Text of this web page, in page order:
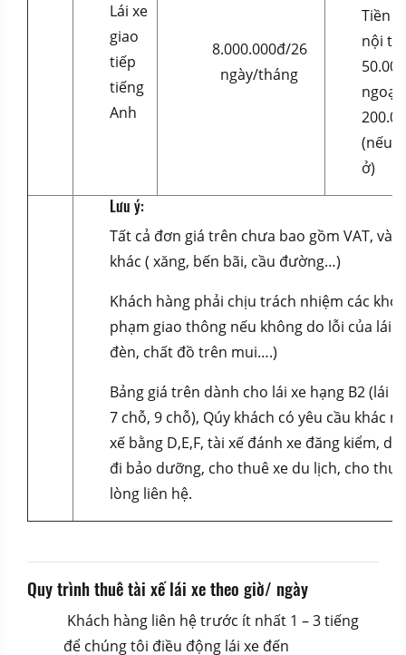
Tiền
nội
ngoại
(nếu
ở)
Lái xe
giao
tiếp
tiếng
Anh
8.000.000đ/26
ngày/tháng
Lưu ý:
Tất cả đơn giá trên chưa bao gồm VAT, và
khác ( xăng, bến bãi, cầu đường…)
Khách hàng phải chịu trách nhiệm các
phạm giao thông nếu không do lỗi của lái
đèn, chất đồ trên mui….)
Bảng giá trên dành cho lái xe hạng B2 (lái
7 chỗ, 9 chỗ), Qúy khách có yêu cầu khác
xế bằng D,E,F, tài xế đánh xe đăng kiểm,
đi bảo dưỡng, cho thuê xe du lịch, cho
lòng liên hệ.
Quy trình thuê tài xế lái xe theo giờ/ ngày
Khách hàng liên hệ trước ít nhất 1 – 3 tiếng
để chúng tôi điều động lái xe đến